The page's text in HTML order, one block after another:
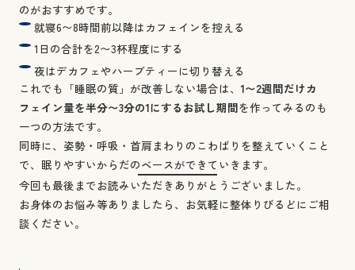
のがおすすめです。
就寝6〜8時間前以降はカフェインを控える
1日の合計を2〜3杯程度にする
夜はデカフェやハーブティーに切り替える
これでも「睡眠の質」が改善しない場合は、1〜2週間だけカ
フェイン量を半分〜3分の1にするお試し期間を作ってみるのも
一つの方法です。
同時に、姿勢・呼吸・首肩まわりのこわばりを整えていくこと
で、眠りやすいからだのベースができていきます。
今回も最後までお読みいただきありがとうございました。
お身体のお悩み等ありましたら、お気軽に整体りびるどにご相
談ください。